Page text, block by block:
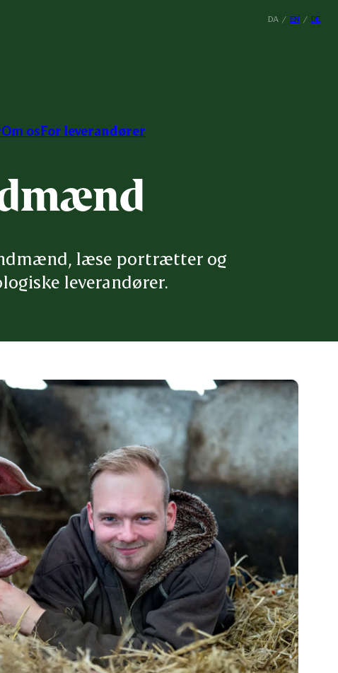
Om osFor leverandører
læse portrætter og
leverandører.
DA / EN / DE